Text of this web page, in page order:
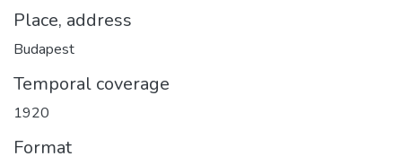
Place, address
Budapest
Temporal coverage
1920
Format